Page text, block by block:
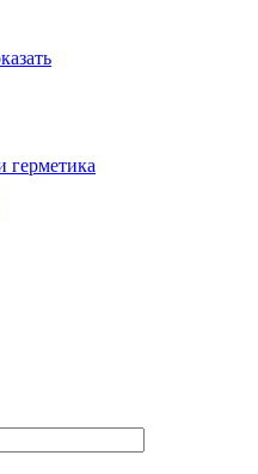
герметика